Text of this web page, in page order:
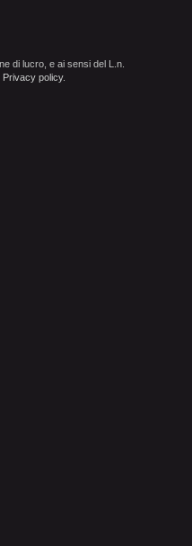
di lucro, e ai sensi del L.n.
Privacy policy.